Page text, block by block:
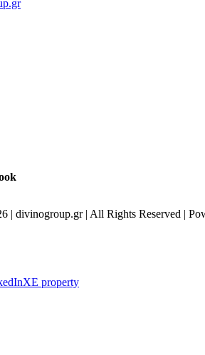
| divinogroup.gr | All Rights Reserved |
XE property